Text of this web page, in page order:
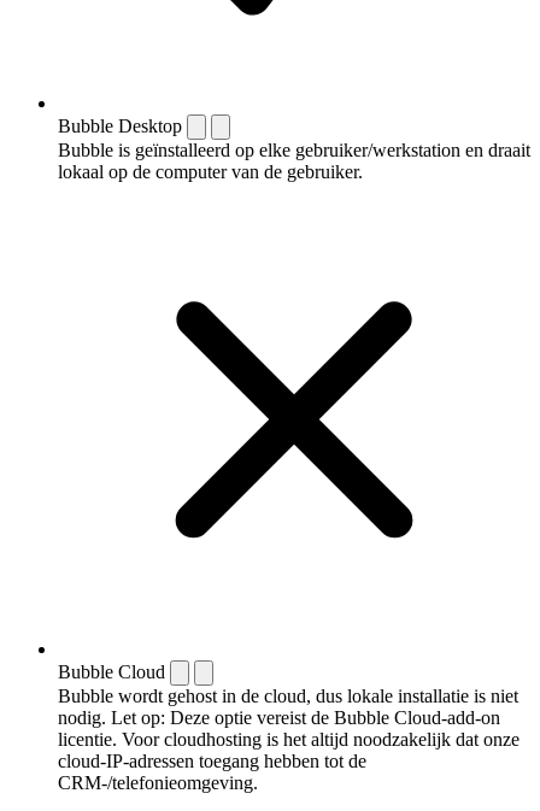
Bubble Desktop
Bubble is geïnstalleerd op elke gebruiker/werkstation en draait
lokaal op de computer van de gebruiker.
Bubble Cloud
Bubble wordt gehost in de cloud, dus lokale installatie is niet
nodig. Let op: Deze optie vereist de Bubble Cloud-add-on
licentie. Voor cloudhosting is het altijd noodzakelijk dat onze
cloud-IP-adressen toegang hebben tot de
CRM-/telefonieomgeving.